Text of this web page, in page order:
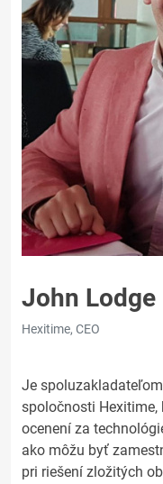
John Lodge
Hexitime, CEO
Je
spoločnosti
ocenení za
ako môžu byť
pri riešení zložitých